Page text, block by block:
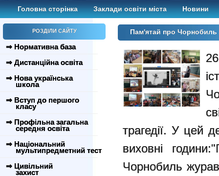
Головна сторінка Заклади освіти міста Новини
РОЗДІЛИ САЙТУ
⇒ Нормативна база
⇒ Дистанційна освіта
⇒ Нова українська
школа
⇒ Вступ до першого
класу
⇒ Профільна загальна
середня освіта
⇒ Національний
мультипредметний тест
⇒ Цивільний
захист
Пам'ятай про Чорнобиль
трагедії. У цей
виховні
Чорнобиль